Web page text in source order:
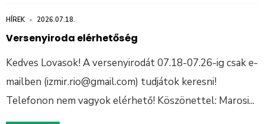
HÍREK • 2026.07.18.
Versenyiroda elérhetőség
Kedves Lovasok! A versenyirodát 07.18-07.26-ig csak e-
mailben (izmir.rio@gmail.com) tudjátok keresni!
Telefonon nem vagyok elérhető! Köszönettel: Marosi...